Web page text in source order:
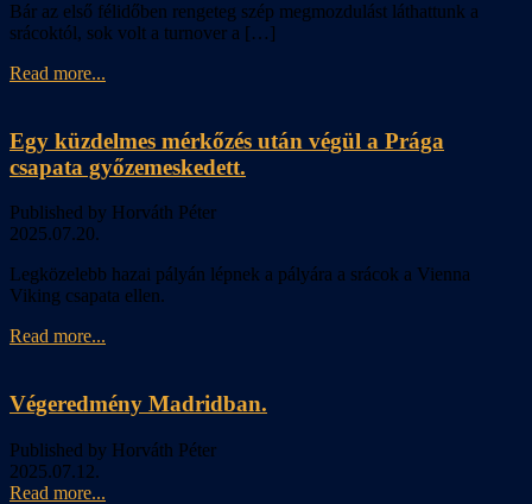
Bár az első félidőben rengeteg szép megmozdulást láthattunk a
srácoktól, sok volt a turnover a […]
Read more...
Egy küzdelmes mérkőzés után végül a Prága
csapata győzemeskedett.
Published by Horváth Péter
2025.07.20.
Legközelebb hazai pályán lépnek a pályára a srácok a Vienna
Viking csapata ellen.
Read more...
Végeredmény Madridban.
Published by Horváth Péter
2025.07.12.
Read more...